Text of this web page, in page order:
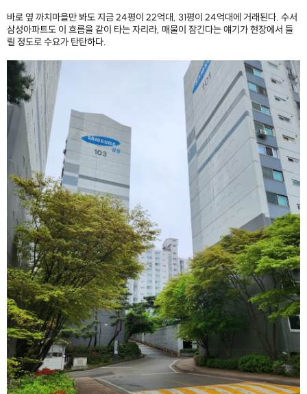
바로 옆 까치마을만 봐도 지금 24평이 22억대, 31평이 24억대에 거래된다. 수서
삼성아파트도 이 흐름을 같이 타는 자리라, 매물이 잠긴다는 얘기가 현장에서 들
릴 정도로 수요가 탄탄하다.